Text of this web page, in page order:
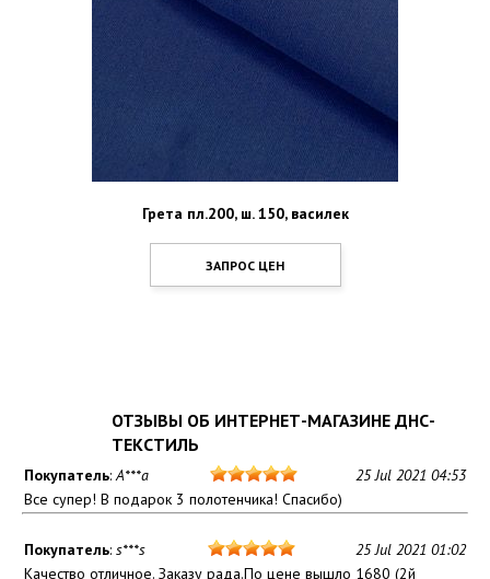
Грета пл.200, ш. 150, василек
ЗАПРОС ЦЕН
ОТЗЫВЫ ОБ ИНТЕРНЕТ-МАГАЗИНЕ ДНС-
ТЕКСТИЛЬ
Покупатель:A***a
25 Jul 2021 04:53
Все супер! В подарок 3 полотенчика! Спасибо)
Покупатель: s***s
25 Jul 2021 01:02
Качество отличное. Заказу рада.По цене вышло 1680 (2й